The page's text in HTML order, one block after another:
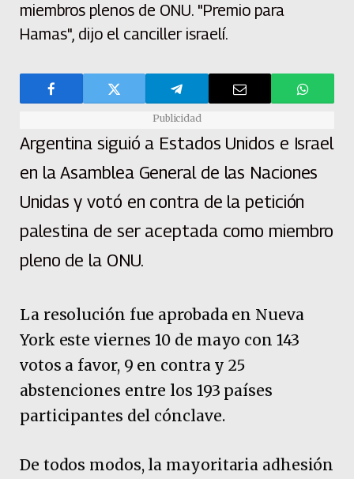
miembros plenos de ONU. "Premio para
Hamas", dijo el canciller israelí.
Publicidad
Argentina siguió a Estados Unidos e Israel
en la Asamblea General de las Naciones
Unidas y votó en contra de la petición
palestina de ser aceptada como miembro
pleno de la ONU.
La resolución fue aprobada en Nueva
York este viernes 10 de mayo con 143
votos a favor, 9 en contra y 25
abstenciones entre los 193 países
participantes del cónclave.
De todos modos, la mayoritaria adhesión